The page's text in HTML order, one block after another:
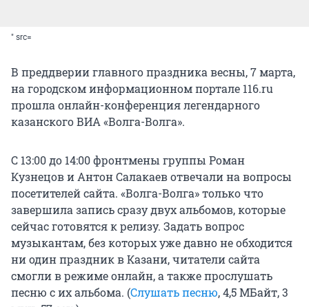
" src=
В преддверии главного праздника весны, 7 марта,
на городском информационном портале 116.ru
прошла онлайн-конференция легендарного
казанского ВИА «Волга-Волга».
С 13:00 до 14:00 фронтмены группы Роман
Кузнецов и Антон Салакаев отвечали на вопросы
посетителей сайта. «Волга-Волга» только что
завершила запись сразу двух альбомов, которые
сейчас готовятся к релизу. Задать вопрос
музыкантам, без которых уже давно не обходится
ни один праздник в Казани, читатели сайта
смогли в режиме онлайн, а также прослушать
песню с их альбома. (Слушать песню, 4,5 МБайт, 3